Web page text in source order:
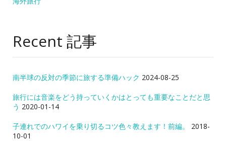
Recent 記事
南半球の反対の季節に旅する準備ハック 2024-08-25
旅行には音楽をどう持っていくかはとっても重要なことだと思
う 2020-01-14
子連れでのハワイを乗り切るコツ色々教えます！前編。
2018-
10-01